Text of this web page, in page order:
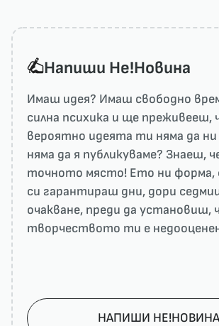
Напиши He!Новина
Имаш идея? Имаш свободно
силна психика и ще преживееш,
вероятно идеята ти няма да ни
няма да я публикуваме? Знаеш,
точното място! Ето ни форма,
си гарантираш дни, дори
очакване, преди да установиш,
творчеството ти е
НАПИШИ НЕ!НОВИНА